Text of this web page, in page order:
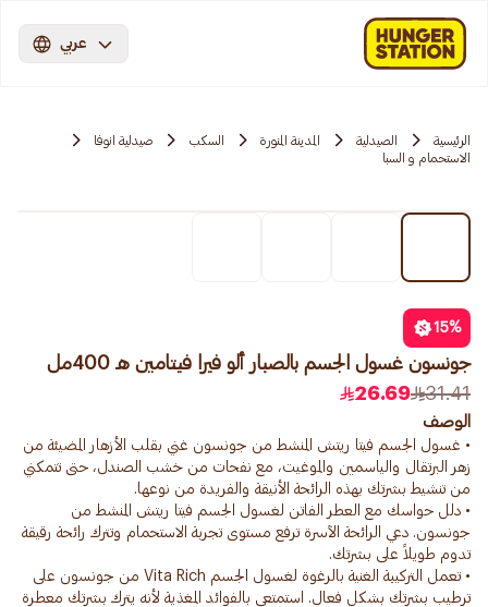
عربي
الرئيسية الصيدلية المدينة المنورة السكب
صيدلية انوفا
الاستحمام و السبا
15%
جونسون غسول الجسم بالصبار ألو فيرا فيتامين هـ 400مل
31.41
26.69
الوصف
• غسول الجسم فيتا ريتش المنشط من جونسون غني بقلب الأزهار المضيئة من
زهر البرتقال والياسمين والموغيت، مع نفحات من خشب الصندل، حتى تتمكني
• دلل حواسك مع العطر الفاتن لغسول الجسم فيتا ريتش المنشط من
جونسون. دعي الرائحة الآسرة ترفع مستوى تجربة الاستحمام وتترك رائحة رقيقة
• تعمل التركيبة الغنية بالرغوة لغسول الجسم Vita Rich من جونسون على
ترطيب بشرتك بشكل فعال. استمتعي بالفوائد المغذية لأنه يترك بشرتك معطرة